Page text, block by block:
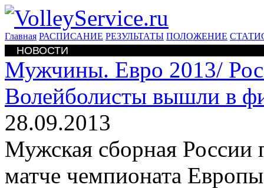
Главная РАСПИСАНИЕ РЕЗУЛЬТАТЫ ПОЛОЖЕНИЕ
НОВОСТИ
Мужчины. Евро 2013/
Волейболисты вышли в
28.09.2013
Мужская сборная России
матче чемпионата